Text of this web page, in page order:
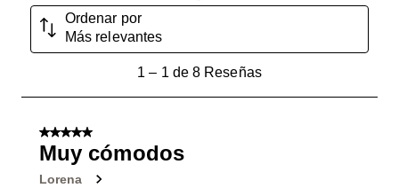
Ordenar por
Más relevantes
Reseñas.
1 – 1 de 8 Reseñas
5 de 5 estrellas.
Muy cómodos
Lorena